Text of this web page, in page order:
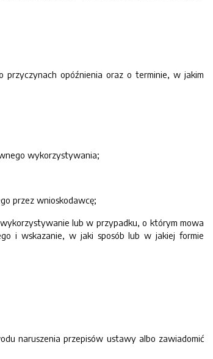
przyczynach opóźnienia oraz o terminie, w jakim
wykorzystywania;
przez wnioskodawcę;
lub w przypadku, o którym mowa
i wskazanie, w jaki sposób lub w jakiej formie
naruszenia przepisów ustawy albo zawiadomić